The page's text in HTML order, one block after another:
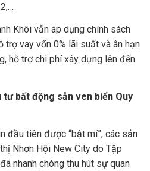
Khôi vẫn áp dụng chính sách
trợ vay vốn 0% lãi suất và ân hạn
hỗ trợ chi phí xây dựng lên đến
bất động sản ven biển Quy
đầu tiên được “bật mí”, các sản
Nhơn Hội New City do Tập
nhanh chóng thu hút sự quan